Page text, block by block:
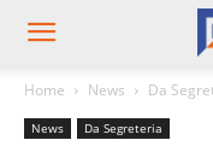
Home News Da
News Da Segreteria